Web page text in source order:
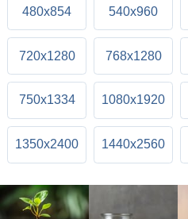
480x854 540x960
720x1280 768x1280
750x1334 1080x1920
1350x2400 1440x2560